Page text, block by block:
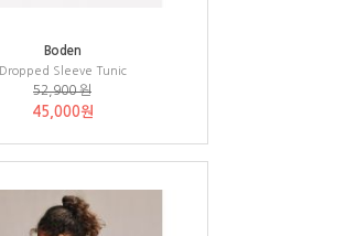
Boden
Dropped Sleeve Tunic
52,900 원
45,000원